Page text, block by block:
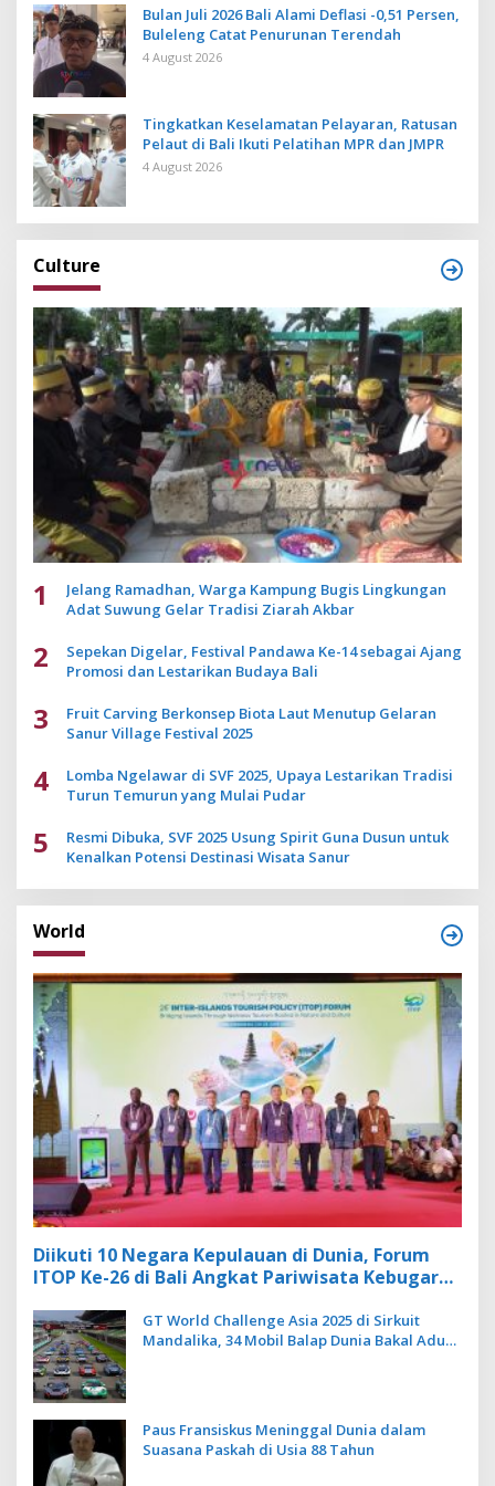
Bulan Juli 2026 Bali Alami Deflasi -0,51 Persen,
Buleleng Catat Penurunan Terendah
4 August 2026
Tingkatkan Keselamatan Pelayaran, Ratusan
Pelaut di Bali Ikuti Pelatihan MPR dan JMPR
4 August 2026
Culture
1
Jelang Ramadhan, Warga Kampung Bugis Lingkungan
Adat Suwung Gelar Tradisi Ziarah Akbar
2
Sepekan Digelar, Festival Pandawa Ke-14 sebagai Ajang
Promosi dan Lestarikan Budaya Bali
3
Fruit Carving Berkonsep Biota Laut Menutup Gelaran
Sanur Village Festival 2025
4
Lomba Ngelawar di SVF 2025, Upaya Lestarikan Tradisi
Turun Temurun yang Mulai Pudar
5
Resmi Dibuka, SVF 2025 Usung Spirit Guna Dusun untuk
Kenalkan Potensi Destinasi Wisata Sanur
World
Diikuti 10 Negara Kepulauan di Dunia, Forum
ITOP Ke-26 di Bali Angkat Pariwisata Kebugaran
GT World Challenge Asia 2025 di Sirkuit
Mandalika, 34 Mobil Balap Dunia Bakal Adu
Paus Fransiskus Meninggal Dunia dalam
Suasana Paskah di Usia 88 Tahun